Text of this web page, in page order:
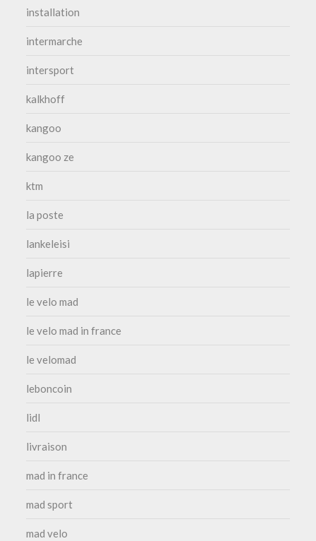
installation
intermarche
intersport
kalkhoff
kangoo
kangoo ze
ktm
la poste
lankeleisi
lapierre
le velo mad
le velo mad in france
le velomad
leboncoin
lidl
livraison
mad in france
mad sport
mad velo